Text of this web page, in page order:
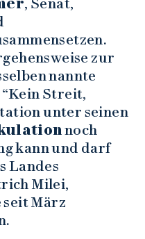
, Senat,
zur
nannte
Streit,
unter seinen
noch
kann und darf
Landes
Milei,
seit März